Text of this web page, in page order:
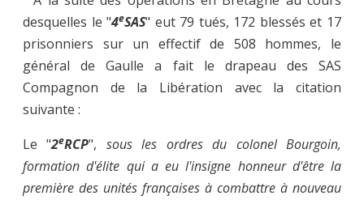
desquelles le "4eSAS" eut 79 tués, 172 blessés et 17
prisonniers sur un effectif de 508 hommes, le
général de Gaulle a fait le drapeau des SAS
Compagnon de la Libération avec la citation
suivante :
Le "2eRCP", sous les ordres du colonel Bourgoin,
formation d'élite qui a eu l'insigne honneur d'être la
première des unités françaises à combattre à nouveau